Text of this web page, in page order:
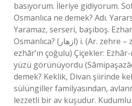
basıyorum. İleriye gidiyorum.
Osmanlıca ne demek? Adı.
Yaramaz, serseri, başıboş.
Osmanlıca? (ﺍﺯﻫﺎﺭ) i. (Ar. zehre – zehere “çiçek”
ezhār’ın çoğulu) Çiçekler:
yüzü görünüyordu
demek? Keklik, Divan şiirinde
sülüngiller familyasından,
lezzetli bir av kuşudur.